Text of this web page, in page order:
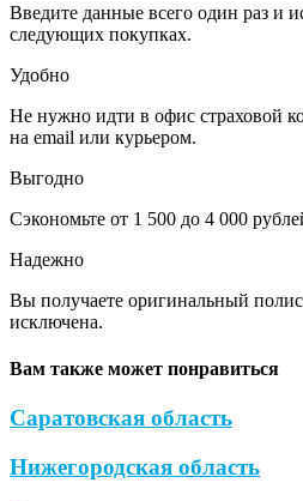
Введите данные всего один раз и
следующих покупках.
Удобно
Не нужно идти в офис страховой
на email или курьером.
Выгодно
Сэкономьте от 1 500 до 4 000
Надежно
Вы получаете оригинальный
исключена.
Вам также может понравиться
Саратовская область
Нижегородская область